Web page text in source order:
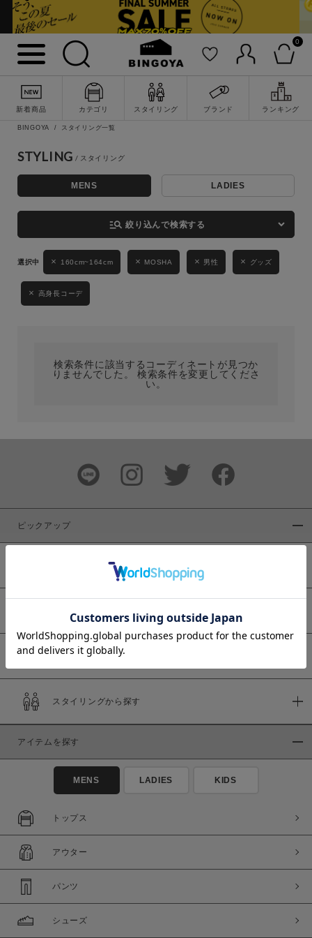
0
新着商品 カテゴリ スタイリング ブランド ランキング
詳細検索
キーワード
性別
MENS LADIES KIDS
ブランド
商品タイプ
通常商品
セール価格
在庫
在庫あり
BINGOYA スタイリング一覧
STYLING
MENS LADIES
manage_search 絞り込んで検索する
160cm~164cm MOSHA 男性 グッズ
高身長コーデ
検索条件に該当するコーディネートが見つか
りませんでした。 検索条件を変更してくださ
い。
ピックアップ
予約商品
スタイリングから探す
アイテムを探す
MENS LADIES KIDS
トップス
アウター
パンツ
シューズ